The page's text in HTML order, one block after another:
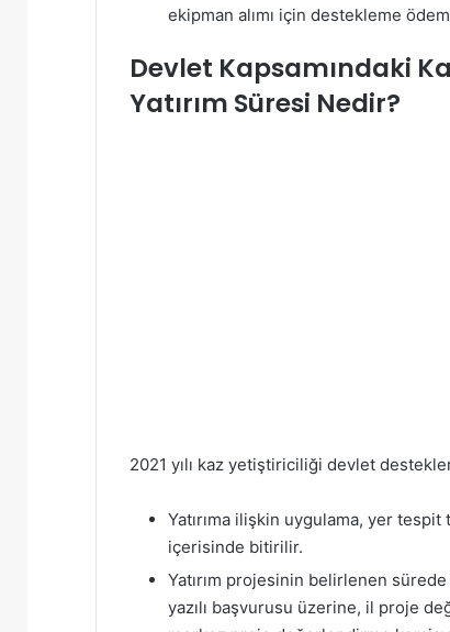
ekipman alımı için destekleme
Devlet Kapsamındaki
Yatırım Süresi Nedir?
2021 yılı kaz yetiştiriciliği devlet
Yatırıma ilişkin uygulama, yer
içerisinde bitirilir.
Yatırım projesinin belirlenen sürede
yazılı başvurusu üzerine, il proje